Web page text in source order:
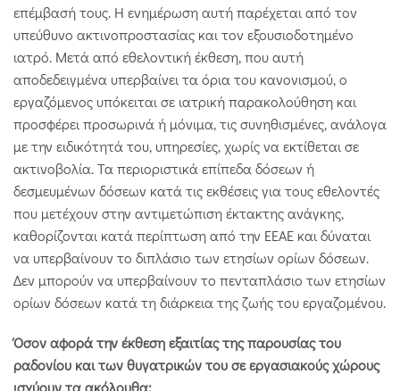
επέμβασή τους. Η ενημέρωση αυτή παρέχεται από τον
υπεύθυνο ακτινοπροστασίας και τον εξουσιοδοτημένο
ιατρό. Μετά από εθελοντική έκθεση, που αυτή
αποδεδειγμένα υπερβαίνει τα όρια του κανονισμού, ο
εργαζόμενος υπόκειται σε ιατρική παρακολούθηση και
προσφέρει προσωρινά ή μόνιμα, τις συνηθισμένες, ανάλογα
με την ειδικότητά του, υπηρεσίες, χωρίς να εκτίθεται σε
ακτινοβολία. Τα περιοριστικά επίπεδα δόσεων ή
δεσμευμένων δόσεων κατά τις εκθέσεις για τους εθελοντές
που μετέχουν στην αντιμετώπιση έκτακτης ανάγκης,
καθορίζονται κατά περίπτωση από την ΕΕΑΕ και δύναται
να υπερβαίνουν το διπλάσιο των ετησίων ορίων δόσεων.
Δεν μπορούν να υπερβαίνουν το πενταπλάσιο των ετησίων
ορίων δόσεων κατά τη διάρκεια της ζωής του εργαζομένου.
Όσον αφορά την έκθεση εξαιτίας της παρουσίας του
ραδονίου και των θυγατρικών του σε εργασιακούς χώρους